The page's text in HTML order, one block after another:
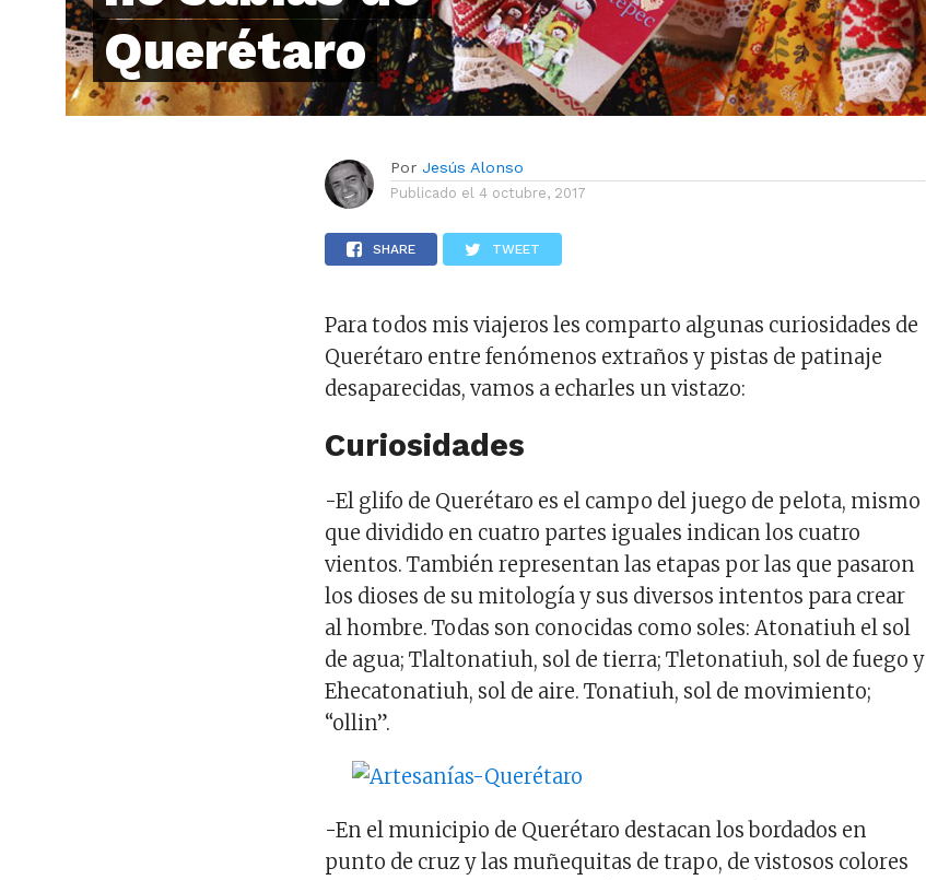
Querétaro
Por Jesús Alonso
Publicado el 4 octubre, 2017
SHARE TWEET
Para todos mis viajeros les comparto algunas curiosidades de
Querétaro entre fenómenos extraños y pistas de patinaje
desaparecidas, vamos a echarles un vistazo:
Curiosidades
-El glifo de Querétaro es el campo del juego de pelota, mismo
que dividido en cuatro partes iguales indican los cuatro
vientos. También representan las etapas por las que pasaron
los dioses de su mitología y sus diversos intentos para crear
al hombre. Todas son conocidas como soles: Atonatiuh el sol
de agua; Tlaltonatiuh, sol de tierra; Tletonatiuh, sol de fuego y
Ehecatonatiuh, sol de aire. Tonatiuh, sol de movimiento;
“ollin”.
-En el municipio de Querétaro destacan los bordados en
punto de cruz y las muñequitas de trapo, de vistosos colores